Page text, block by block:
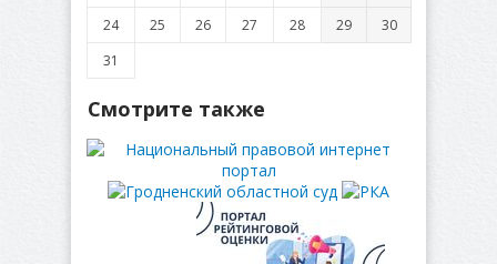
24
25 26 27 28 29
30
31
Смотрите также